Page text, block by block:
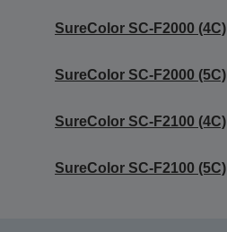
SureColor SC-F2000 (4C)
SureColor SC-F2000 (5C)
SureColor SC-F2100 (4C)
SureColor SC-F2100 (5C)